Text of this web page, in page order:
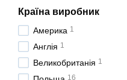
Країна виробник
Америка 1
Англія 1
Великобританія 1
16